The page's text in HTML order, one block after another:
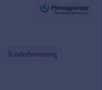
Kinderbetreuung